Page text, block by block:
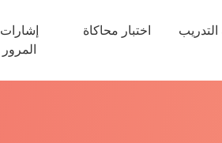
اختبار محاكاة
إشارات
المرور